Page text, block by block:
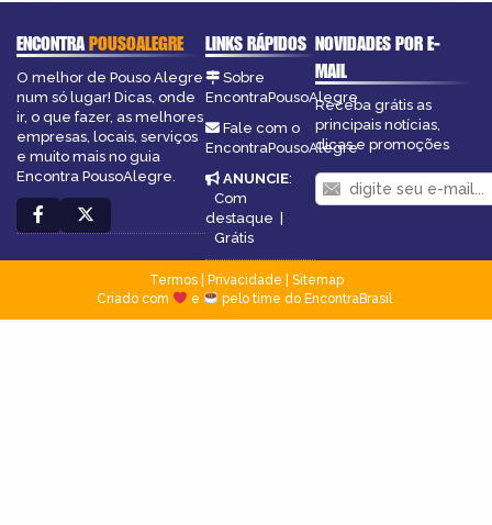
ENCONTRAPOUSOALEGRE
O melhor de Pouso Alegre
num só lugar! Dicas, onde
ir, o que fazer, as melhores
empresas, locais, serviços
e muito mais no guia
Encontra PousoAlegre.
LINKS RÁPIDOS
Sobre
EncontraPousoAlegre
Fale com o
EncontraPousoAlegre
ANUNCIE:
Com
destaque |
Grátis
NOVIDADES POR E-
MAIL
Receba grátis as
principais notícias,
dicas e promoções
Termos| Privacidade
Sitemap
Criado com
e pelo time do EncontraBrasil